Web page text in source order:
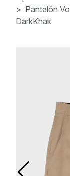
Pantalón
DarkKhak